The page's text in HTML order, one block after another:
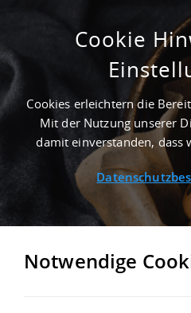
SUCHE ANPASSEN
1 Treffer
Cookie
Cookies erleichtern die
Mit der Nutzung unserer
damit einverstanden, dass
Notwendige